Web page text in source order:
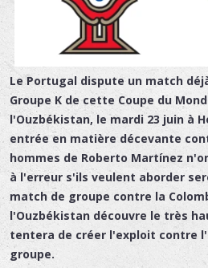
Le Portugal dispute un match
Groupe K de cette Coupe du
l'Ouzbékistan, le mardi 23 juin à
entrée en matière décevante
hommes de Roberto Martínez
à l'erreur s'ils veulent aborder
match de groupe contre la
l'Ouzbékistan découvre le très
tentera de créer l'exploit contre
groupe.